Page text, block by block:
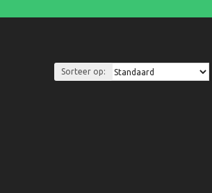
Sorteer op: